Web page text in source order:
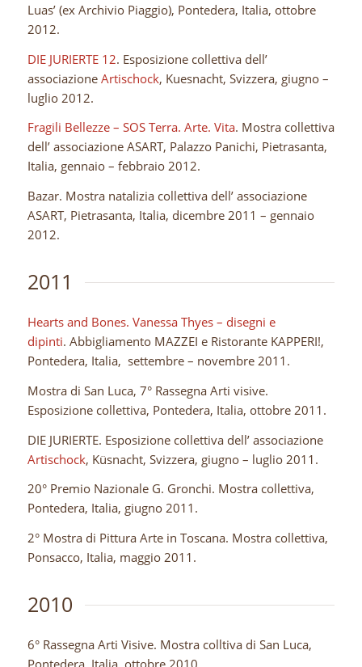
Luas’ (ex Archivio Piaggio), Pontedera, Italia, ottobre
2012.
DIE JURIERTE 12. Esposizione collettiva dell’
associazione Artischock, Kuesnacht, Svizzera, giugno –
luglio 2012.
Fragili Bellezze – SOS Terra. Arte. Vita. Mostra collettiva
dell’ associazione ASART, Palazzo Panichi, Pietrasanta,
Italia, gennaio – febbraio 2012.
Bazar. Mostra natalizia collettiva dell’ associazione
ASART, Pietrasanta, Italia, dicembre 2011 – gennaio
2012.
2011
Hearts and Bones. Vanessa Thyes – disegni e
dipinti. Abbigliamento MAZZEI e Ristorante KAPPERI!,
Pontedera, Italia, settembre – novembre 2011.
Mostra di San Luca, 7° Rassegna Arti visive.
Esposizione collettiva, Pontedera, Italia, ottobre 2011.
DIE JURIERTE. Esposizione collettiva dell’ associazione
Artischock, Küsnacht, Svizzera, giugno – luglio 2011.
20° Premio Nazionale G. Gronchi. Mostra collettiva,
Pontedera, Italia, giugno 2011.
2° Mostra di Pittura Arte in Toscana. Mostra collettiva,
Ponsacco, Italia, maggio 2011.
2010
6° Rassegna Arti Visive. Mostra colltiva di San Luca,